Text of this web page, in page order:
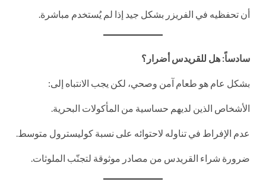
أن تحفظيه في الفريزر بشكل جيد إذا لم يُستخدم مباشرة.
سادساً: هل للقريدس أضرار؟
بشكل عام هو طعام آمن وصحي، لكن يجب الانتباه إلى:
الأشخاص الذين لديهم حساسية من المأكولات البحرية.
عدم الإفراط في تناوله لاحتوائه على نسبة كوليسترول متوسط.
ضرورة شراء القريدس من مصادر موثوقة لتجنّب الملوثات.